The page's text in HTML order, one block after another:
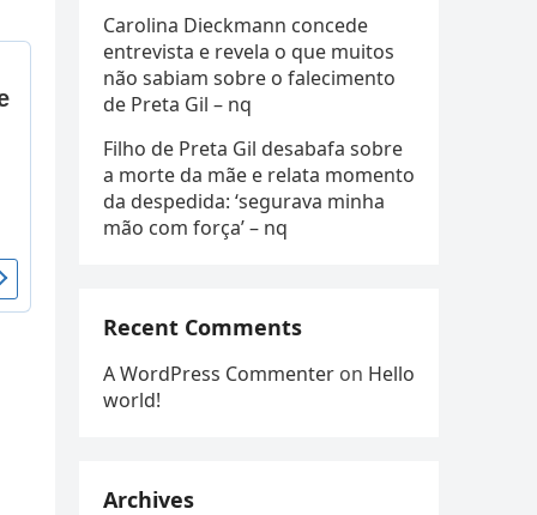
Carolina Dieckmann concede
entrevista e revela o que muitos
não sabiam sobre o falecimento
de Preta Gil – nq
Filho de Preta Gil desabafa sobre
a morte da mãe e relata momento
da despedida: ‘segurava minha
mão com força’ – nq
Recent Comments
A WordPress Commenter on Hello
world!
Archives